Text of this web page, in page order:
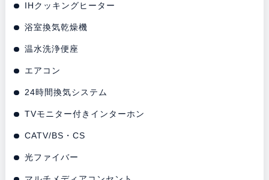
IHクッキングヒーター
浴室換気乾燥機
温水洗浄便座
エアコン
24時間換気システム
TVモニター付きインターホン
CATV/BS・CS
光ファイバー